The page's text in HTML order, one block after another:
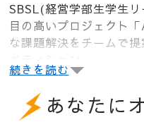
SBSL(経営学部生学生
目の高いプロジェクト
な課題解決をチームで
実的な視点からのFB、
学びの場。
続きを読む
あなたに